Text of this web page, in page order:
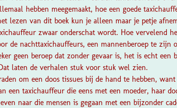
hebben meegemaakt, hoe een goede
lezen van dit boek kun je alleen maar je petje
zwaar onderschat wordt. Hoe vervelend
de nachttaxichauffeurs, een mannenberoep te
geen beroep dat zonder gevaar is, het is echt een
laten de verhalen stuk voor stuk wel zien.
om een doos tissues bij de hand te hebben,
een taxichauffeur die eens met een moeder, haar
naar die mensen is gegaan met een bijzonder